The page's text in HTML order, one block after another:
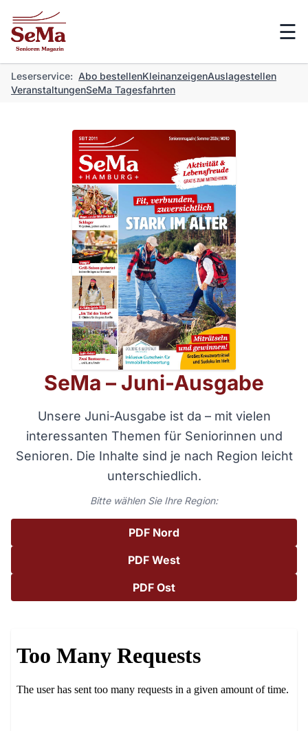
☰
Leserservice: Abo bestellenKleinanzeigenAuslagestellen
VeranstaltungenSeMa Tagesfahrten
SeMa – Juni-Ausgabe
Unsere Juni-Ausgabe ist da – mit vielen
interessanten Themen für Seniorinnen und
Senioren. Die Inhalte sind je nach Region leicht
unterschiedlich.
Bitte wählen Sie Ihre Region:
PDF Nord
PDF West
PDF Ost